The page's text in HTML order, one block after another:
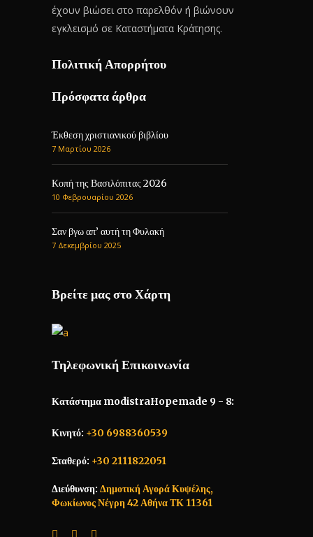
έχουν βιώσει στο παρελθόν ή βιώνουν
εγκλεισμό σε Καταστήματα Κράτησης.
Πολιτική Απορρήτου
Πρόσφατα άρθρα
Έκθεση χριστιανικού βιβλίου
7 Μαρτίου 2026
Κοπή της Βασιλόπιτας 2026
10 Φεβρουαρίου 2026
Σαν βγω απ’ αυτή τη Φυλακή
7 Δεκεμβρίου 2025
Βρείτε μας στο Χάρτη
Τηλεφωνική Επικοινωνία
Κατάστημα modistraHopemade 9 - 8:
Κινητό: +30 6988360539
Σταθερό: +30 2111822051
Διεύθυνση: Δημοτική Αγορά Κυψέλης,
Φωκίωνος Νέγρη 42 Αθήνα ΤΚ 11361